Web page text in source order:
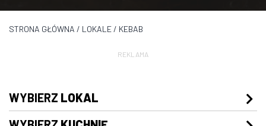
STRONA GŁÓWNA / LOKALE / KEBAB
REKLAMA
WYBIERZ LOKAL